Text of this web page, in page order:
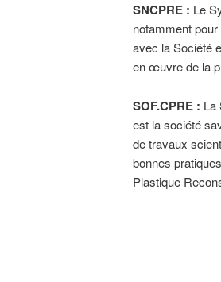
SNCPRE : Le
notamment
avec la Société
en œuvre de la
SOF.CPRE : La
est la société
de travaux
bonnes
Plastique